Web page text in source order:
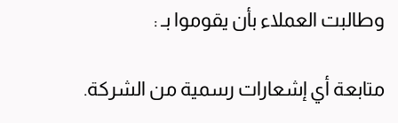
وطالبت العملاء بأن يقوموا بـ :
متابعة أي إشعارات رسمية من الشركة.